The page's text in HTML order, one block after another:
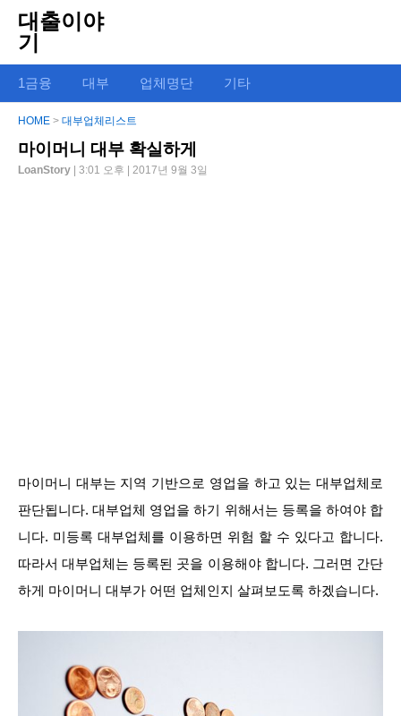
대출이야
기
1금융 대부 업체명단 기타
HOME > 대부업체리스트
마이머니 대부 확실하게
LoanStory | 3:01 오후 | 2017년 9월 3일
마이머니 대부는 지역 기반으로 영업을 하고 있는 대부업체로
판단됩니다. 대부업체 영업을 하기 위해서는 등록을 하여야 합
니다. 미등록 대부업체를 이용하면 위험 할 수 있다고 합니다.
따라서 대부업체는 등록된 곳을 이용해야 합니다. 그러면 간단
하게 마이머니 대부가 어떤 업체인지 살펴보도록 하겠습니다.